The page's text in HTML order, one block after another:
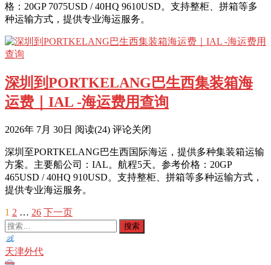
格：20GP 7075USD / 40HQ 9610USD。支持整柜、拼箱等多
种运输方式，提供专业海运服务。
深圳到PORTKELANG巴生西集装箱海
运费｜IAL -海运费用查询
2026年 7月 30日 阅读(24) 评论关闭
深圳至PORTKELANG巴生西国际海运，提供多种集装箱运输
方案。主要船公司：IAL。航程5天。参考价格：20GP
465USD / 40HQ 910USD。支持整柜、拼箱等多种运输方式，
提供专业海运服务。
文
章
分
1 2 … 26 下一页
搜
索：
天津外代